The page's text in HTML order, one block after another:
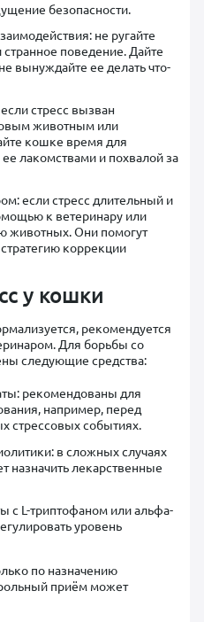
безопасности.
не ругайте
поведение. Дайте
вынуждайте ее делать что-
стресс вызван
животным или
кошке время для
лакомствами и похвалой за
если стресс длительный и
к ветеринару или
животных. Они помогут
коррекции
у кошки
рекомендуется
Для борьбы со
следующие средства:
рекомендованы для
например, перед
стрессовых событиях.
в сложных случаях
назначить лекарственные
с L-триптофаном или альфа-
уровень
по назначению
приём может